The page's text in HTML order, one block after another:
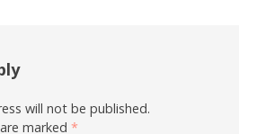
will not be published.
marked *